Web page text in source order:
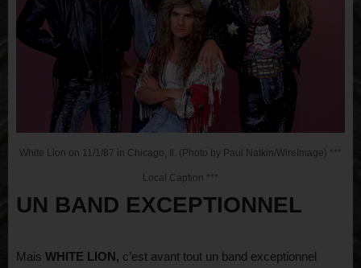
White Lion on 11/1/87 in Chicago, Il. (Photo by Paul Natkin/WireImage) ***
Local Caption ***
UN BAND EXCEPTIONNEL
Mais WHITE LION, c’est avant tout un band exceptionnel